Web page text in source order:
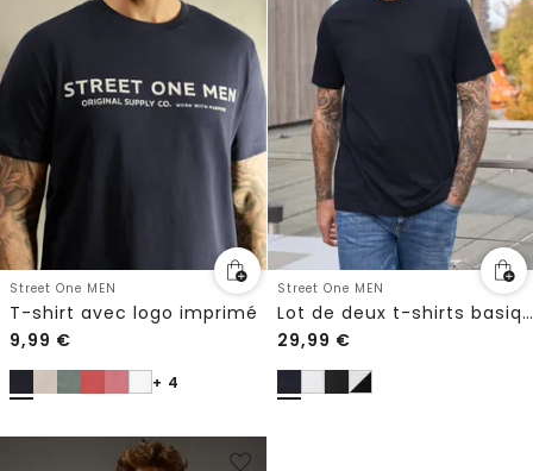
Street One MEN
T-shirt avec logo imprimé
9,99 €
+ 4
Street One MEN
Lot de deux t-shirts basiques
29,99 €